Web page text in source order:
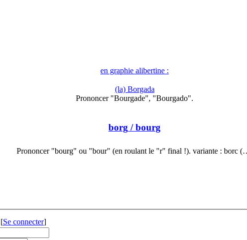
en graphie alibertine :
(la) Borgada
Prononcer "Bourgade", "Bourgado".
borg / bourg
Prononcer "bourg" ou "bour" (en roulant le "r" final !). variante : borc
[Se connecter]